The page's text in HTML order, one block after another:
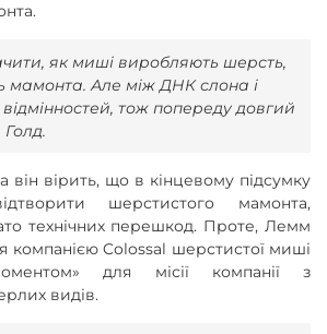
як миші виробляють шерсть,
мамонта. Але між ДНК слона і
тож попереду довгий
він вірить, що в кінцевому підсумку
шерстистого мамонта,
технічних перешкод. Проте, Лемм
компанією Colossal шерстистої миші
для місії компанії з
видів.